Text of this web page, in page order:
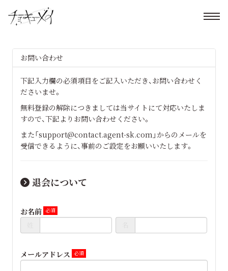
お問い合わせ
下記入力欄の必須項目をご記入いただき、お問い合わせく
ださいませ。
無料登録の解除につきましては当サイトにて対応いたしま
すので、下記よりお問い合わせください。
また「support@contact.agent-sk.com」からのメールを
受信できるように、事前のご設定をお願いいたします。
退会について
お名前
メールアドレス